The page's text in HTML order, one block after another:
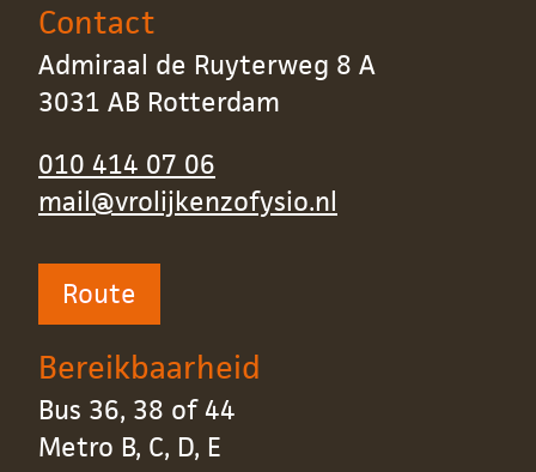
Contact
Admiraal de Ruyterweg 8 A
3031 AB Rotterdam
010 414 07 06
mail@vrolijkenzofysio.nl
Route
Bereikbaarheid
Bus 36, 38 of 44
Metro B, C, D, E